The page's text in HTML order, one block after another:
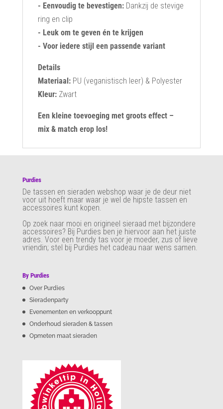
- Eenvoudig te bevestigen:Dankzij de stevige
ring en clip
- Leuk om te geven én te krijgen
- Voor iedere stijl een passende variant
Details
Materiaal:PU (veganistisch leer) & Polyester
Kleur:Zwart
Een kleine toevoeging met groots effect –
mix & match erop los!
Purdies
De tassen en sieraden webshop waar je de deur niet
voor uit hoeft maar waar je wel de hipste tassen en
accessoires kunt kopen.
Op zoek naar mooi en origineel sieraad met bijzondere
accessoires? Bij Purdies ben je hiervoor aan het juiste
adres. Voor een trendy tas voor je moeder, zus of lieve
vriendin; stel bij Purdies het cadeau naar wens samen.
By Purdies
Over Purdies
Sieradenparty
Evenementen en verkooppunt
Onderhoud sieraden & tassen
Opmeten maat sieraden